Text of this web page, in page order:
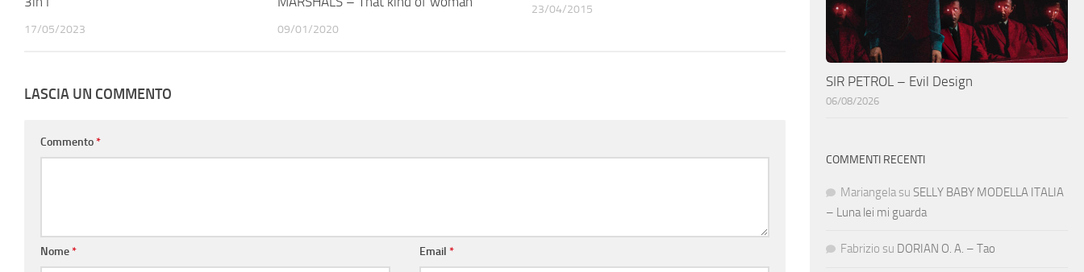
17/05/2023 09/01/2020
23/04/2015
LASCIA UN COMMENTO
Commento*
Nome* Email*
SIR PETROL – Evil Design
06/08/2026
COMMENTI RECENTI
Mariangela su SELLY BABY MODELLA ITALIA
– Luna lei mi guarda
Fabrizio su DORIAN O. A. – Tao